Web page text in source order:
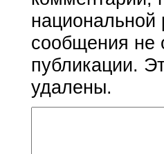
национальной
сообщения не
публикации.
удалены.